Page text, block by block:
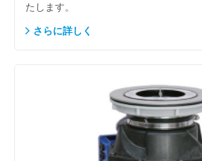
たします。
さらに詳しく